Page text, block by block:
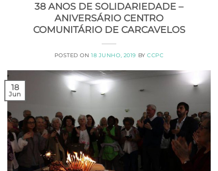
38 ANOS DE SOLIDARIEDADE –
ANIVERSÁRIO CENTRO
COMUNITÁRIO DE CARCAVELOS
POSTED ON18 JUNHO, 2019 BYCCPC
18
Jun